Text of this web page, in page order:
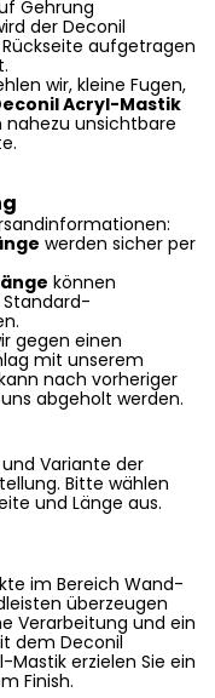
Gehrung
der Deconil
aufgetragen
wir, kleine Fugen,
Acryl-Mastik
unsichtbare
werden sicher per
können
gegen einen
mit unserem
nach vorheriger
abgeholt werden.
Variante der
Bitte wählen
und Länge aus.
im Bereich Wand-
überzeugen
Verarbeitung und ein
dem Deconil
erzielen Sie ein
Finish.